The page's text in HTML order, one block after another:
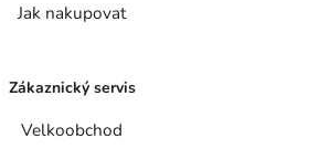
Jak nakupovat
Zákaznický servis
Velkoobchod